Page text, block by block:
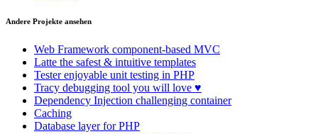
Andere Projekte ansehen
Web Framework component-based MVC
Latte the safest & intuitive templates
Testerenjoyable unit testing in PHP
Tracy debugging tool you will love ♥
Dependency Injection challenging container
Caching
Database layer for PHP